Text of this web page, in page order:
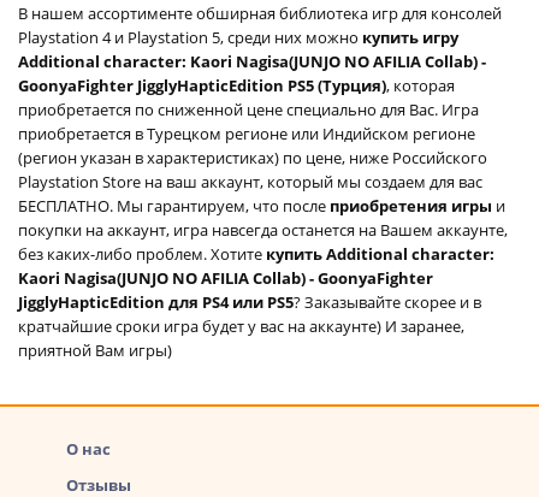
В нашем ассортименте обширная библиотека игр для консолей
Playstation 4 и Playstation 5, среди них можно купить игру
Additional character: Kaori Nagisa(JUNJO NO AFILIA Collab) -
GoonyaFighter JigglyHapticEdition PS5 (Турция), которая
приобретается по сниженной цене специально для Вас. Игра
приобретается в Турецком регионе или Индийском регионе
(регион указан в характеристиках) по цене, ниже Российского
Playstation Store на ваш аккаунт, который мы создаем для вас
БЕСПЛАТНО. Мы гарантируем, что после приобретения игры и
покупки на аккаунт, игра навсегда останется на Вашем аккаунте,
без каких-либо проблем. Хотите купить Additional character:
Kaori Nagisa(JUNJO NO AFILIA Collab) - GoonyaFighter
JigglyHapticEdition для PS4 или PS5? Заказывайте скорее и в
кратчайшие сроки игра будет у вас на аккаунте) И заранее,
приятной Вам игры)
О нас
Отзывы